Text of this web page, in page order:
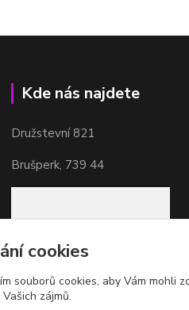
Kde nás najdete
Družstevní 821
Brušperk, 739 44
cookies
souborů cookies, aby Vám mohli
zájmů.